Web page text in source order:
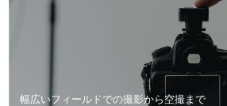
幅広いフィールドでの撮影から空撮まで